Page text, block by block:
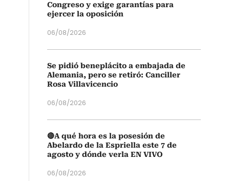
Congreso y exige garantías para
ejercer la oposición
06/08/2026
Se pidió beneplácito a embajada de
Alemania, pero se retiró: Canciller
Rosa Villavicencio
06/08/2026
🔴A qué hora es la posesión de
Abelardo de la Espriella este 7 de
agosto y dónde verla EN VIVO
06/08/2026